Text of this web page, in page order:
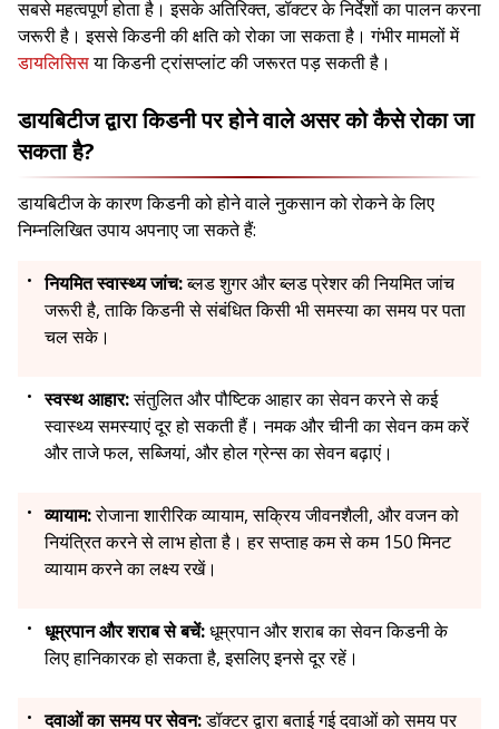
सबसे महत्वपूर्ण होता है। इसके अतिरिक्त, डॉक्टर के निर्देशों का पालन करना
जरूरी है। इससे किडनी की क्षति को रोका जा सकता है। गंभीर मामलों में
डायलिसिसया किडनी ट्रांसप्लांट की जरूरत पड़ सकती है।
डायबिटीज द्वारा किडनी पर होने वाले असर को कैसे रोका जा
सकता है?
डायबिटीज के कारण किडनी को होने वाले नुकसान को रोकने के लिए
निम्नलिखित उपाय अपनाए जा सकते हैं:
नियमित स्वास्थ्य जांच:ब्लड शुगर और ब्लड प्रेशर की नियमित जांच
जरूरी है, ताकि किडनी से संबंधित किसी भी समस्या का समय पर पता
चल सके।
स्वस्थ आहार:संतुलित और पौष्टिक आहार का सेवन करने से कई
स्वास्थ्य समस्याएं दूर हो सकती हैं। नमक और चीनी का सेवन कम करें
और ताजे फल, सब्जियां, और होल ग्रेन्स का सेवन बढ़ाएं।
व्यायाम:रोजाना शारीरिक व्यायाम, सक्रिय जीवनशैली, और वजन को
नियंत्रित करने से लाभ होता है। हर सप्ताह कम से कम 150 मिनट
व्यायाम करने का लक्ष्य रखें।
धूम्रपान और शराब से बचें:धूम्रपान और शराब का सेवन किडनी के
लिए हानिकारक हो सकता है, इसलिए इनसे दूर रहें।
दवाओं का समय पर सेवन:डॉक्टर द्वारा बताई गई दवाओं को समय पर